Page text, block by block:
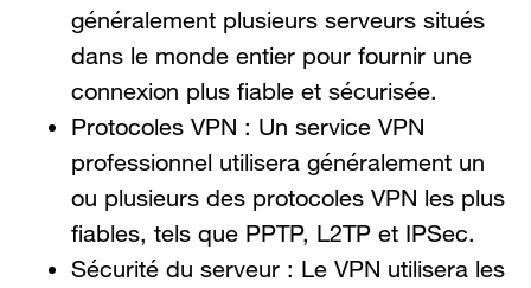
généralement plusieurs serveurs situés
dans le monde entier pour fournir une
connexion plus fiable et sécurisée.
Protocoles VPN : Un service VPN
professionnel utilisera généralement un
ou plusieurs des protocoles VPN les plus
fiables, tels que PPTP, L2TP et IPSec.
Sécurité du serveur : Le VPN utilisera les